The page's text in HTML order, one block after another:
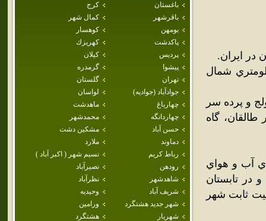
باغستان
كرج
باقرشهر
كمال شهر
بومهن
كوهسار
پاكدشت
كهريزك
پرديس
كيلان
پيشوا
گرمدره
تهران
گلستان
جوادآباد (جواديه)
لواسان
چهارباغ
ماهدشت
چهاردانگه
محمدشهر
حسن آباد
مشكين دشت
دماوند
ملارد
رباط كريم
نسيم شهر ( اكبر آباد )
رودهن
نصيرآباد
شاهدشهر
نظرآباد
شريف آباد
وحيديه
شهر جديد هشتگرد
ورامين
شهريار
هشتگرد
در ايران.
ييلاقي در ميان رشته کوه البرز و در 120 کيلومتري شمال
و پرده سر
گاه
آب و هواي
در تابستان
جمعيت ثابت شهر